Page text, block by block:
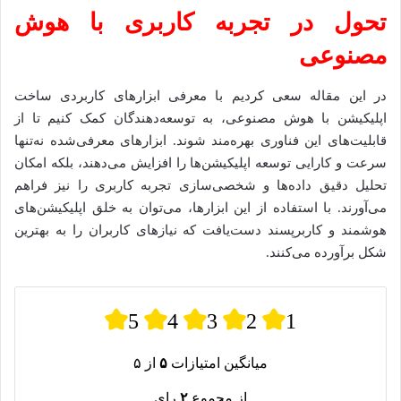
تحول در تجربه کاربری با هوش
مصنوعی
در این مقاله سعی کردیم با معرفی ابزارهای کاربردی ساخت
اپلیکیشن با هوش مصنوعی، به توسعه‌دهندگان کمک کنیم تا از
قابلیت‌های این فناوری بهره‌مند شوند. ابزارهای معرفی‌شده نه‌تنها
سرعت و کارایی توسعه اپلیکیشن‌ها را افزایش می‌دهند، بلکه امکان
تحلیل دقیق داده‌ها و شخصی‌سازی تجربه کاربری را نیز فراهم
می‌آورند. با استفاده از این ابزارها، می‌توان به خلق اپلیکیشن‌های
هوشمند و کاربرپسند دست‌یافت که نیازهای کاربران را به بهترین
شکل برآورده می‌کنند.
5 4 3 2 1
میانگین امتیازات ۵ از ۵
از مجموع ۲ رای